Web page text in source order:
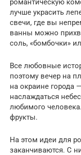
лучше украсить
свечи, где вы
ванны можно
соль, «бомбочки»
Все любовные
поэтому вечер на
на окраине города
наслаждаться
любимого
фрукты.
На этом идеи для
заканчиваются. С